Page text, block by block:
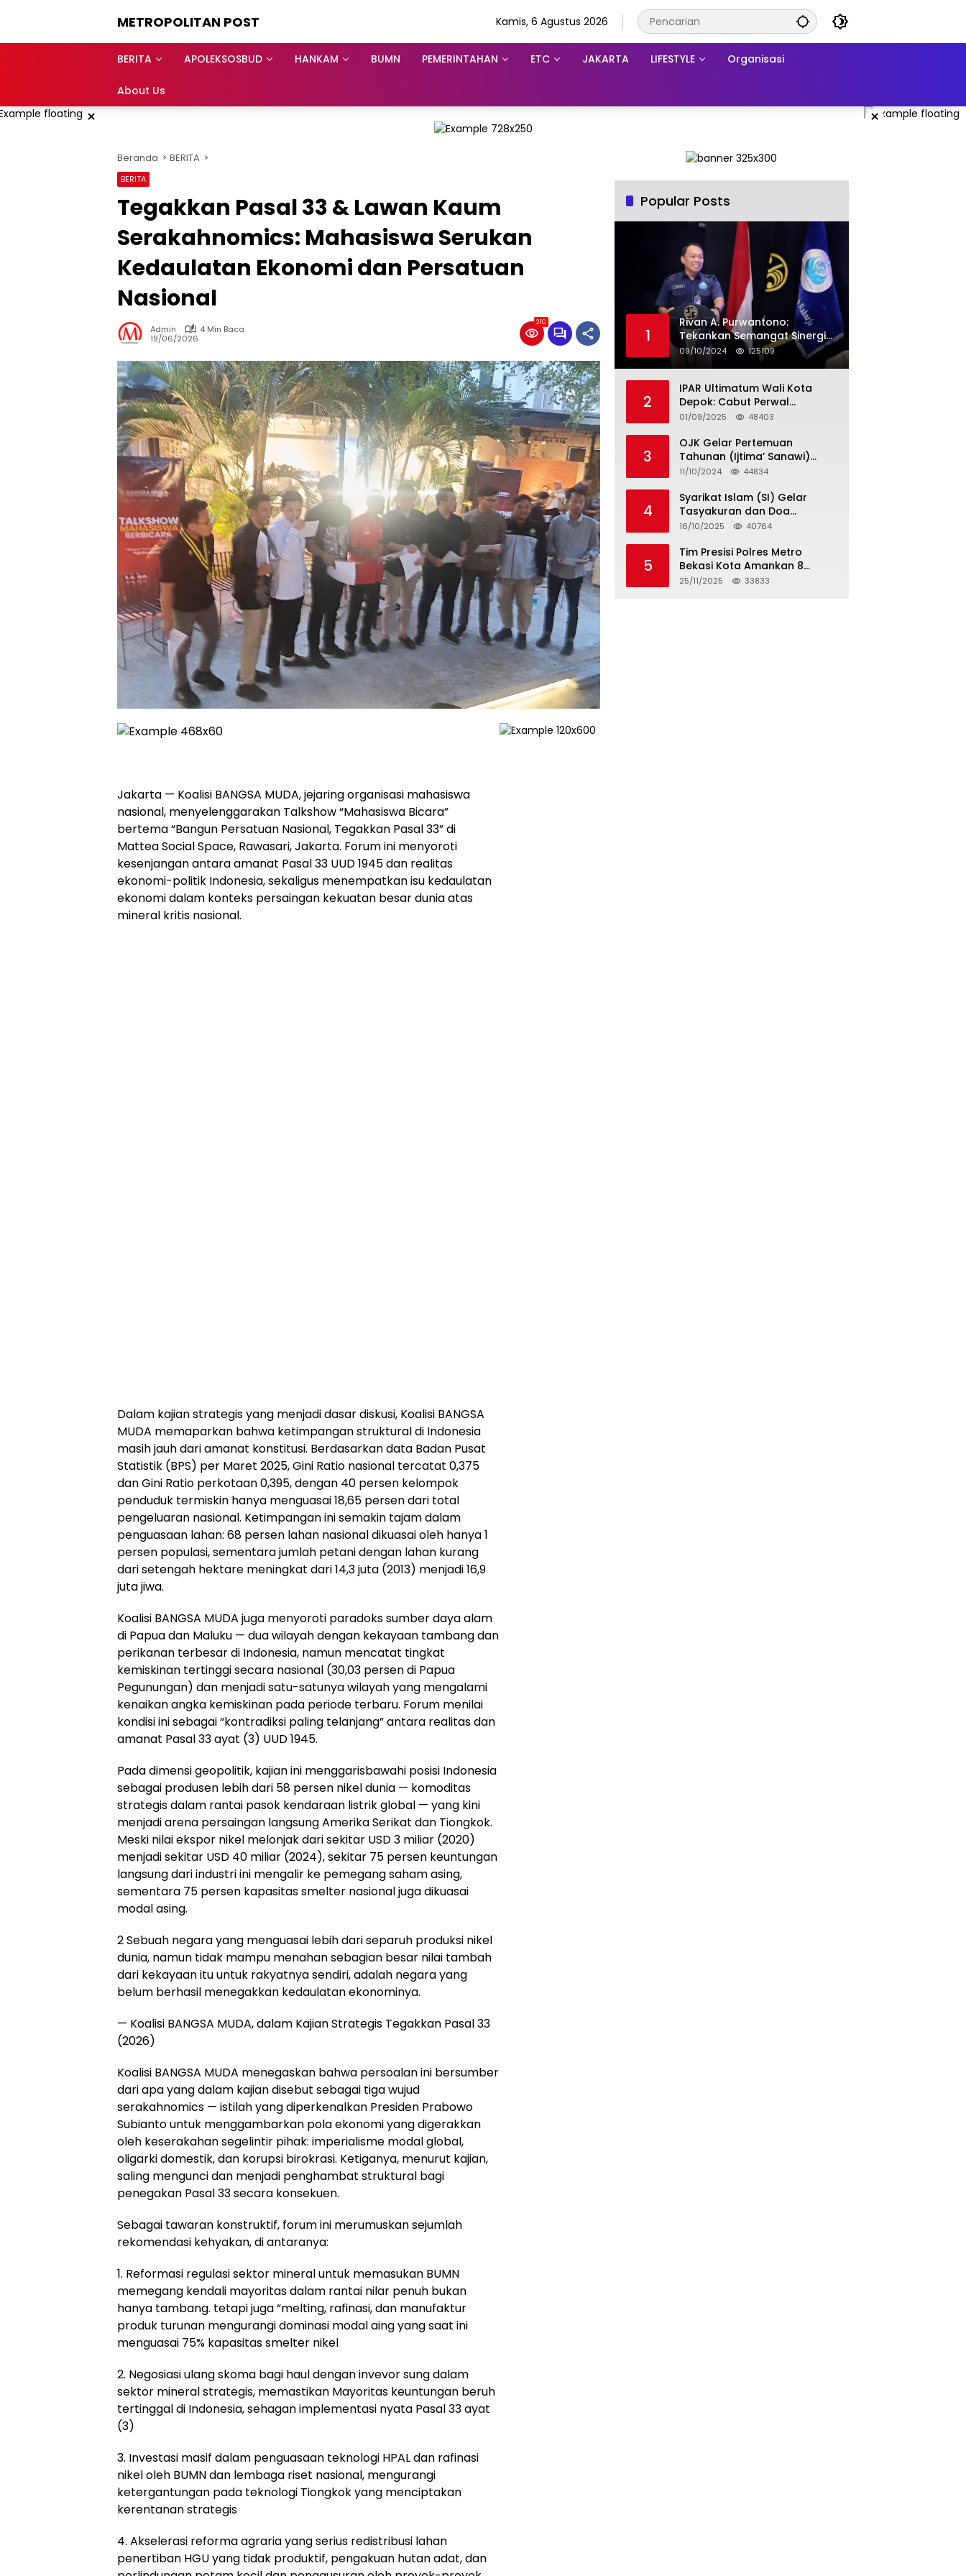
METROPOLITAN POST Kamis, 6 Agustus 2026
BERITA APOLEKSOSBUD HANKAM BUMN PEMERINTAHAN ETC JAKARTA LIFESTYLE Organisasi
About Us
× ×
Beranda BERITA
BERITA
Tegakkan Pasal 33 & Lawan Kaum
Serakahnomics: Mahasiswa Serukan
Kedaulatan Ekonomi dan Persatuan
Nasional
Admin
4 Min Baca
19/06/2026
210
Jakarta — Koalisi BANGSA MUDA, jejaring organisasi mahasiswa
nasional, menyelenggarakan Talkshow “Mahasiswa Bicara”
bertema “Bangun Persatuan Nasional, Tegakkan Pasal 33” di
Mattea Social Space, Rawasari, Jakarta. Forum ini menyoroti
kesenjangan antara amanat Pasal 33 UUD 1945 dan realitas
ekonomi-politik Indonesia, sekaligus menempatkan isu kedaulatan
ekonomi dalam konteks persaingan kekuatan besar dunia atas
mineral kritis nasional.
Dalam kajian strategis yang menjadi dasar diskusi, Koalisi BANGSA
MUDA memaparkan bahwa ketimpangan struktural di Indonesia
masih jauh dari amanat konstitusi. Berdasarkan data Badan Pusat
Statistik (BPS) per Maret 2025, Gini Ratio nasional tercatat 0,375
dan Gini Ratio perkotaan 0,395, dengan 40 persen kelompok
penduduk termiskin hanya menguasai 18,65 persen dari total
pengeluaran nasional. Ketimpangan ini semakin tajam dalam
penguasaan lahan: 68 persen lahan nasional dikuasai oleh hanya 1
persen populasi, sementara jumlah petani dengan lahan kurang
dari setengah hektare meningkat dari 14,3 juta (2013) menjadi 16,9
juta jiwa.
Koalisi BANGSA MUDA juga menyoroti paradoks sumber daya alam
di Papua dan Maluku — dua wilayah dengan kekayaan tambang dan
perikanan terbesar di Indonesia, namun mencatat tingkat
kemiskinan tertinggi secara nasional (30,03 persen di Papua
Pegunungan) dan menjadi satu-satunya wilayah yang mengalami
kenaikan angka kemiskinan pada periode terbaru. Forum menilai
kondisi ini sebagai “kontradiksi paling telanjang” antara realitas dan
amanat Pasal 33 ayat (3) UUD 1945.
Pada dimensi geopolitik, kajian ini menggarisbawahi posisi Indonesia
sebagai produsen lebih dari 58 persen nikel dunia — komoditas
strategis dalam rantai pasok kendaraan listrik global — yang kini
menjadi arena persaingan langsung Amerika Serikat dan Tiongkok.
Meski nilai ekspor nikel melonjak dari sekitar USD 3 miliar (2020)
menjadi sekitar USD 40 miliar (2024), sekitar 75 persen keuntungan
langsung dari industri ini mengalir ke pemegang saham asing,
sementara 75 persen kapasitas smelter nasional juga dikuasai
modal asing.
2 Sebuah negara yang menguasai lebih dari separuh produksi nikel
dunia, namun tidak mampu menahan sebagian besar nilai tambah
dari kekayaan itu untuk rakyatnya sendiri, adalah negara yang
belum berhasil menegakkan kedaulatan ekonominya.
— Koalisi BANGSA MUDA, dalam Kajian Strategis Tegakkan Pasal 33
(2026)
Koalisi BANGSA MUDA menegaskan bahwa persoalan ini bersumber
dari apa yang dalam kajian disebut sebagai tiga wujud
serakahnomics — istilah yang diperkenalkan Presiden Prabowo
Subianto untuk menggambarkan pola ekonomi yang digerakkan
oleh keserakahan segelintir pihak: imperialisme modal global,
oligarki domestik, dan korupsi birokrasi. Ketiganya, menurut kajian,
saling mengunci dan menjadi penghambat struktural bagi
penegakan Pasal 33 secara konsekuen.
Sebagai tawaran konstruktif, forum ini merumuskan sejumlah
rekomendasi kehyakan, di antaranya:
1. Reformasi regulasi sektor mineral untuk memasukan BUMN
memegang kendali mayoritas dalam rantai nilar penuh bukan
hanya tambang. tetapi juga “melting, rafinasi, dan manufaktur
produk turunan mengurangi dominasi modal aing yang saat ini
menguasai 75% kapasitas smelter nikel
2. Negosiasi ulang skoma bagi haul dengan invevor sung dalam
sektor mineral strategis, memastikan Mayoritas keuntungan beruh
tertinggal di Indonesia, sehagan implementasi nyata Pasal 33 ayat
(3)
3. Investasi masif dalam penguasaan teknologi HPAL dan rafinasi
nikel oleh BUMN dan lembaga riset nasional, mengurangi
ketergantungan pada teknologi Tiongkok yang menciptakan
kerentanan strategis
4. Akselerasi reforma agraria yang serius redistribusi lahan
penertiban HGU yang tidak produktif, pengakuan hutan adat, dan
Popular Posts
1
Rivan A. Purwantono:
Tekankan Semangat Sinergi
dan Kolaborasi dalam
Rakernas Serikat Pekerja Jasa
09/10/2024 125109
2
IPAR Ultimatum Wali Kota
Depok: Cabut Perwal
Tunjangan DPRD Rp40 Juta
Aksi Rakyat
01/09/2025 48403
3
OJK Gelar Pertemuan
Tahunan (Ijtima’ Sanawi)
Dewan Pengawas Syariah
11/10/2024 44834
4
Syarikat Islam (SI) Gelar
Tasyakuran dan Doa
Bersama Organisasi
16/10/2025 40764
5
Tim Presisi Polres Metro
Bekasi Kota Amankan 8
Remaja Diduga Hendak
25/11/2025 33833